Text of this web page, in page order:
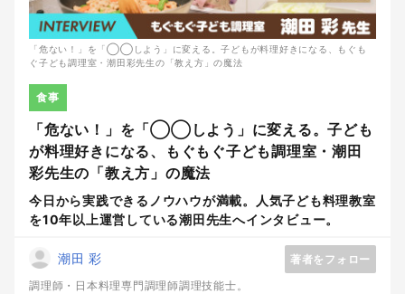
「危ない！」を「◯◯しよう」に変える。子ども
が料理好きになる、もぐもぐ子ども調理室・潮田
彩先生の「教え方」の魔法
今日から実践できるノウハウが満載。人気子ども料理教室
を10年以上運営している潮田先生へインタビュー。
食事
潮田 彩
著者をフォロー
調理師・日本料理専門調理師調理技能士。
「危ない！」を「◯◯しよう」に変える。子どもが料理好きになる、もぐも
ぐ子ども調理室・潮田彩先生の「教え方」の魔法